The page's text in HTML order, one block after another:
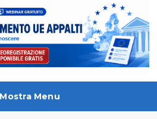
Mostra Menu